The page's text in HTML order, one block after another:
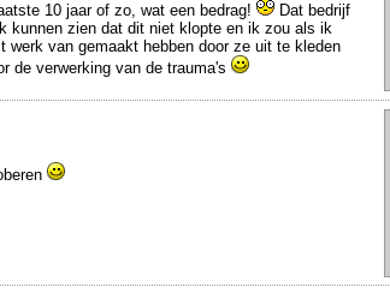
10 jaar of zo, wat een bedrag!
Dat bedrijf
kunnen zien dat dit niet klopte en ik zou als ik
werk van gemaakt hebben door ze uit te kleden
de verwerking van de trauma's